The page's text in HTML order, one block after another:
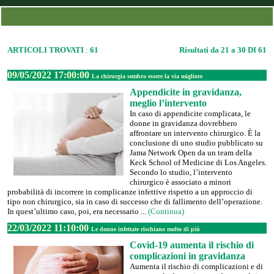
ARTICOLI TROVATI : 61 Risultati da 21 a 30 DI 61
09/05/2022 17:00:00 La chirurgia sembra essere la via migliore
Appendicite in gravidanza,
meglio l’intervento
In caso di appendicite complicata, le
donne in gravidanza dovrebbero
affrontare un intervento chirurgico. È la
conclusione di uno studio pubblicato su
Jama Network Open da un team della
Keck School of Medicine di Los Angeles.
Secondo lo studio, l’intervento
chirurgico è associato a minori
probabilità di incorrere in complicanze infettive rispetto a un approccio di
tipo non chirurgico, sia in caso di successo che di fallimento dell’operazione.
In quest’ultimo caso, poi, era necessario ... (Continua)
22/03/2022 11:10:00 Le donne infettate rischiano molto di più
Covid-19 aumenta il rischio di
complicazioni in gravidanza
Aumenta il rischio di complicazioni e di